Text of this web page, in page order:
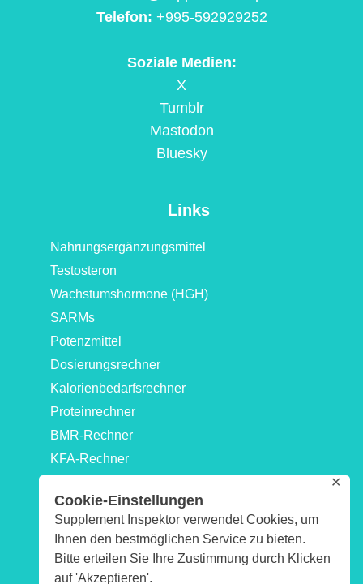
Cookie-Einstellungen
Supplement Inspektor verwendet Cookies, um
Ihnen den bestmöglichen Service zu bieten.
Bitte erteilen Sie Ihre Zustimmung durch Klicken
auf 'Akzeptieren'.
✕
Telefon: +995-592929252
Soziale Medien:
X
Tumblr
Mastodon
Bluesky
Links
Nahrungsergänzungsmittel
Testosteron
Wachstumshormone (HGH)
SARMs
Potenzmittel
Dosierungsrechner
Kalorienbedarfsrechner
Proteinrechner
BMR-Rechner
KFA-Rechner
Kraftwerte-Rechner: 1RM & Maximalkraftrechner
Biologisches-Alter-Rechner
Impressum
Datenschutzerklärung